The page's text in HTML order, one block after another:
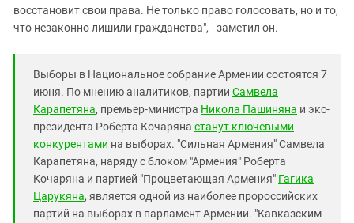
восстановит свои права. Не только право голосовать, но и то,
что незаконно лишили гражданства", - заметил он.
Выборы в Национальное собрание Армении состоятся 7
июня. По мнению аналитиков, партии Самвела
Карапетяна, премьер-министра Никола Пашиняна и экс-
президента Роберта Кочаряна станут ключевыми
конкурентами на выборах. "Сильная Армения" Самвела
Карапетяна, наряду с блоком "Армения" Роберта
Кочаряна и партией "Процветающая Армения" Гагика
Царукяна, является одной из наиболее пророссийских
партий на выборах в парламент Армении. "Кавказским